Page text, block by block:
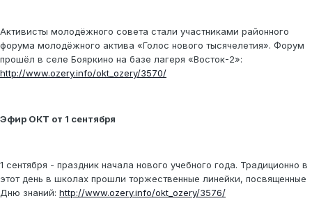
Активисты молодёжного совета стали участниками районного
форума молодёжного актива «Голос нового тысячелетия». Форум
прошёл в селе Бояркино на базе лагеря «Восток-2»:
http://www.ozery.info/okt_ozery/3570/
Эфир ОКТ от 1 сентября
1 сентября - праздник начала нового учебного года. Традиционно в
этот день в школах прошли торжественные линейки, посвященные
Дню знаний: http://www.ozery.info/okt_ozery/3576/